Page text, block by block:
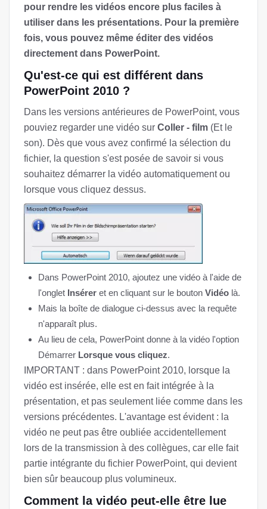
pour rendre les vidéos encore plus faciles à
utiliser dans les présentations. Pour la première
fois, vous pouvez même éditer des vidéos
directement dans PowerPoint.
Qu'est-ce qui est différent dans
PowerPoint 2010 ?
Dans les versions antérieures de PowerPoint, vous
pouviez regarder une vidéo sur Coller - film (Et le
son). Dès que vous avez confirmé la sélection du
fichier, la question s'est posée de savoir si vous
souhaitez démarrer la vidéo automatiquement ou
lorsque vous cliquez dessus.
Dans PowerPoint 2010, ajoutez une vidéo à l'aide de
l'onglet Insérer et en cliquant sur le bouton Vidéo là.
Mais la boîte de dialogue ci-dessus avec la requête
n'apparaît plus.
Au lieu de cela, PowerPoint donne à la vidéo l'option
Démarrer Lorsque vous cliquez.
IMPORTANT : dans PowerPoint 2010, lorsque la
vidéo est insérée, elle est en fait intégrée à la
présentation, et pas seulement liée comme dans les
versions précédentes. L'avantage est évident : la
vidéo ne peut pas être oubliée accidentellement
lors de la transmission à des collègues, car elle fait
partie intégrante du fichier PowerPoint, qui devient
bien sûr beaucoup plus volumineux.
Comment la vidéo peut-elle être lue